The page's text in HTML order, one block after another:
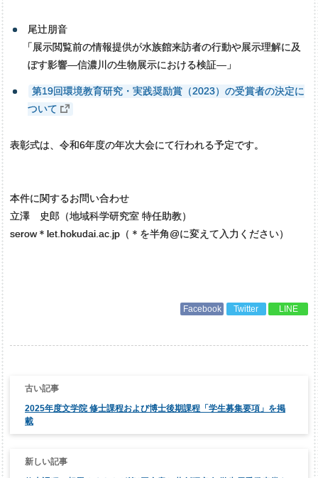
尾辻朋音
「展示閲覧前の情報提供が水族館来訪者の行動や展示理解に及
ぼす影響―信濃川の生物展示における検証―」
第19回環境教育研究・実践奨励賞（2023）の受賞者の決定に
ついて
表彰式は、令和6年度の年次大会にて行われる予定です。
本件に関するお問い合わせ
立澤 史郎（地域科学研究室 特任助教）
serow＊let.hokudai.ac.jp（＊を半角@に変えて入力ください）
Facebook Twitter LINE
2025年度文学院 修士課程および博士後期課程「学生募集要項」を掲
載